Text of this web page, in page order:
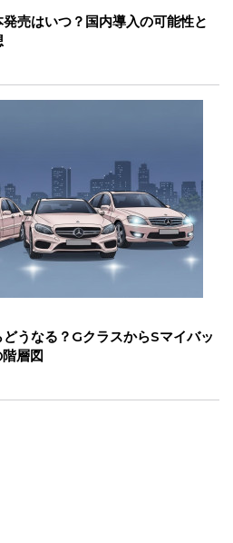
売はいつ？国内導入の可能性と
うなる？GクラスからSマイバッ
層図